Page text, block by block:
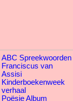
ABC Spreekwoorden
Franciscus van
Assisi
Kinderboekenweek
verhaal
Poësie Album